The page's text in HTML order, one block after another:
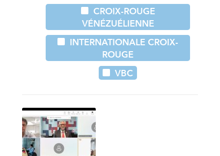
CROIX-ROUGE
VÉNÉZUÉLIENNE
INTERNATIONALE CROIX-
ROUGE
VBC